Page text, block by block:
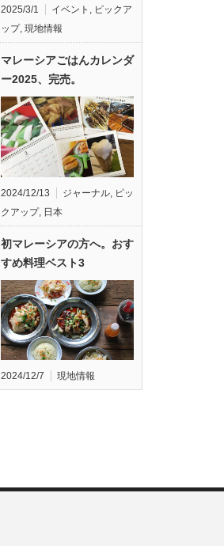
2025/3/1 イベント , ピックア
ップ, 現地情報
マレーシアごはんカレンダ
ー2025、完売。
2024/12/13 ジャーナル ピッ
クアップ, 日本
初マレーシアの方へ。おす
すめ料理ベスト3
2024/12/7 現地情報